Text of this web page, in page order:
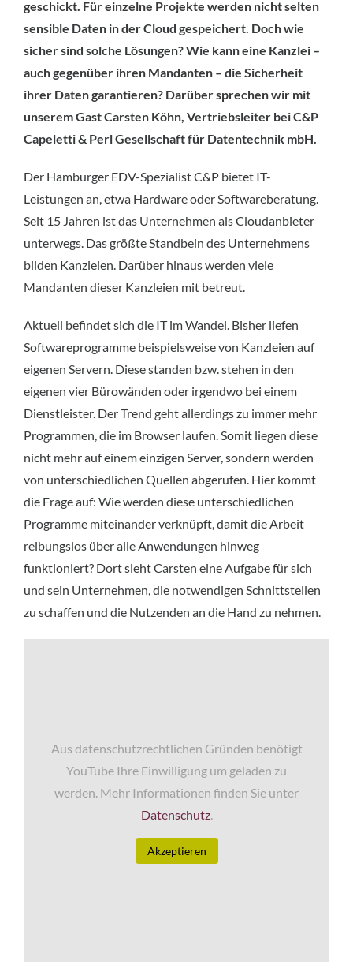
geschickt. Für einzelne Projekte werden nicht selten
sensible Daten in der Cloud gespeichert. Doch wie
sicher sind solche Lösungen? Wie kann eine Kanzlei –
auch gegenüber ihren Mandanten – die Sicherheit
ihrer Daten garantieren? Darüber sprechen wir mit
unserem Gast Carsten Köhn, Vertriebsleiter bei C&P
Capeletti & Perl Gesellschaft für Datentechnik mbH.
Der Hamburger EDV-Spezialist C&P bietet IT-
Leistungen an, etwa Hardware oder Softwareberatung.
Seit 15 Jahren ist das Unternehmen als Cloudanbieter
unterwegs. Das größte Standbein des Unternehmens
bilden Kanzleien. Darüber hinaus werden viele
Mandanten dieser Kanzleien mit betreut.
Aktuell befindet sich die IT im Wandel. Bisher liefen
Softwareprogramme beispielsweise von Kanzleien auf
eigenen Servern. Diese standen bzw. stehen in den
eigenen vier Bürowänden oder irgendwo bei einem
Dienstleister. Der Trend geht allerdings zu immer mehr
Programmen, die im Browser laufen. Somit liegen diese
nicht mehr auf einem einzigen Server, sondern werden
von unterschiedlichen Quellen abgerufen. Hier kommt
die Frage auf: Wie werden diese unterschiedlichen
Programme miteinander verknüpft, damit die Arbeit
reibungslos über alle Anwendungen hinweg
funktioniert? Dort sieht Carsten eine Aufgabe für sich
und sein Unternehmen, die notwendigen Schnittstellen
zu schaffen und die Nutzenden an die Hand zu nehmen.
Aus datenschutzrechtlichen Gründen benötigt
YouTube Ihre Einwilligung um geladen zu
werden. Mehr Informationen finden Sie unter
Datenschutz.
Akzeptieren